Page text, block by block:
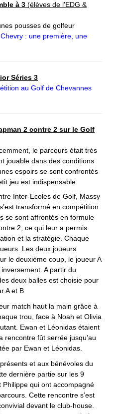
à 3 (élèves de l'EDG &
pousses de golfeur
: une première, une
Séries 3
au Golf de Chevannes
2 contre 2 sur le Golf
le parcours était très
jouable dans des conditions
espoirs se sont confrontés
jeu est indispensable.
Inter-Ecoles de Golf, Massy
transformé en compétition
se sont affrontés en formule
2, ce qui leur a permis
et la stratégie. Chaque
Les deux joueurs
le deuxième coup, le joueur A
A partir du
deux balles est choisie pour
A et B
match haut la main grâce à
trou, face à Noah et Olivia
Ewan et Léonidas étaient
rencontre fût serrée jusqu’au
par Ewan et Léonidas.
et aux bénévoles du
dernière partie sur les 9
qui ont accompagné
Cette rencontre s’est
devant le club-house.